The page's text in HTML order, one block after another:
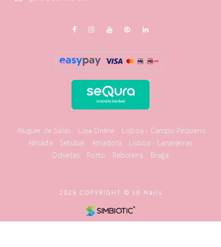
Aluguer de Salas Loja Online
Lisboa - Campo Pequeno
Almada
Setúbal Amadora
Lisboa - Laranjeiras
Odivelas
Porto Reboleira Braga
2026 COPYRIGHT © SB Nails